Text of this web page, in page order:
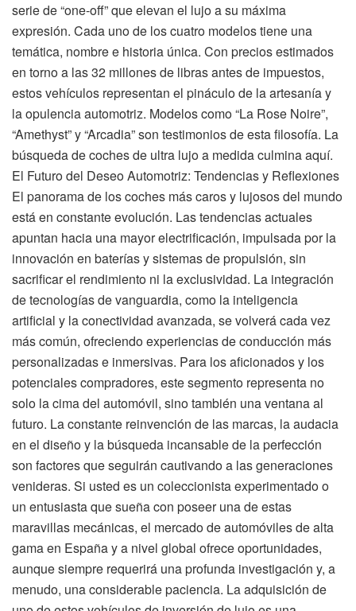
serie de “one-off” que elevan el lujo a su máxima
expresión. Cada uno de los cuatro modelos tiene una
temática, nombre e historia única. Con precios estimados
en torno a las 32 millones de libras antes de impuestos,
estos vehículos representan el pináculo de la artesanía y
la opulencia automotriz. Modelos como “La Rose Noire”,
“Amethyst” y “Arcadia” son testimonios de esta filosofía. La
búsqueda de coches de ultra lujo a medida culmina aquí.
El Futuro del Deseo Automotriz: Tendencias y Reflexiones
El panorama de los coches más caros y lujosos del mundo
está en constante evolución. Las tendencias actuales
apuntan hacia una mayor electrificación, impulsada por la
innovación en baterías y sistemas de propulsión, sin
sacrificar el rendimiento ni la exclusividad. La integración
de tecnologías de vanguardia, como la inteligencia
artificial y la conectividad avanzada, se volverá cada vez
más común, ofreciendo experiencias de conducción más
personalizadas e inmersivas. Para los aficionados y los
potenciales compradores, este segmento representa no
solo la cima del automóvil, sino también una ventana al
futuro. La constante reinvención de las marcas, la audacia
en el diseño y la búsqueda incansable de la perfección
son factores que seguirán cautivando a las generaciones
venideras. Si usted es un coleccionista experimentado o
un entusiasta que sueña con poseer una de estas
maravillas mecánicas, el mercado de automóviles de alta
gama en España y a nivel global ofrece oportunidades,
aunque siempre requerirá una profunda investigación y, a
menudo, una considerable paciencia. La adquisición de